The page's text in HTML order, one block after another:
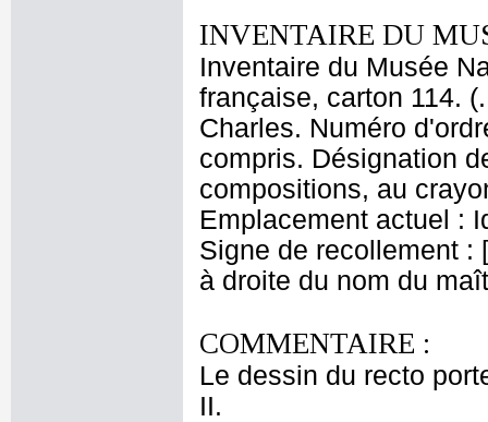
INVENTAIRE DU
Inventaire du Musée
française, carton 114.
Charles. Numéro
compris. Désignation
compositions, au
Emplacement actuel :
Signe de recollement :
à droite du nom du
COMMENTAIRE :
Le dessin du recto
II.